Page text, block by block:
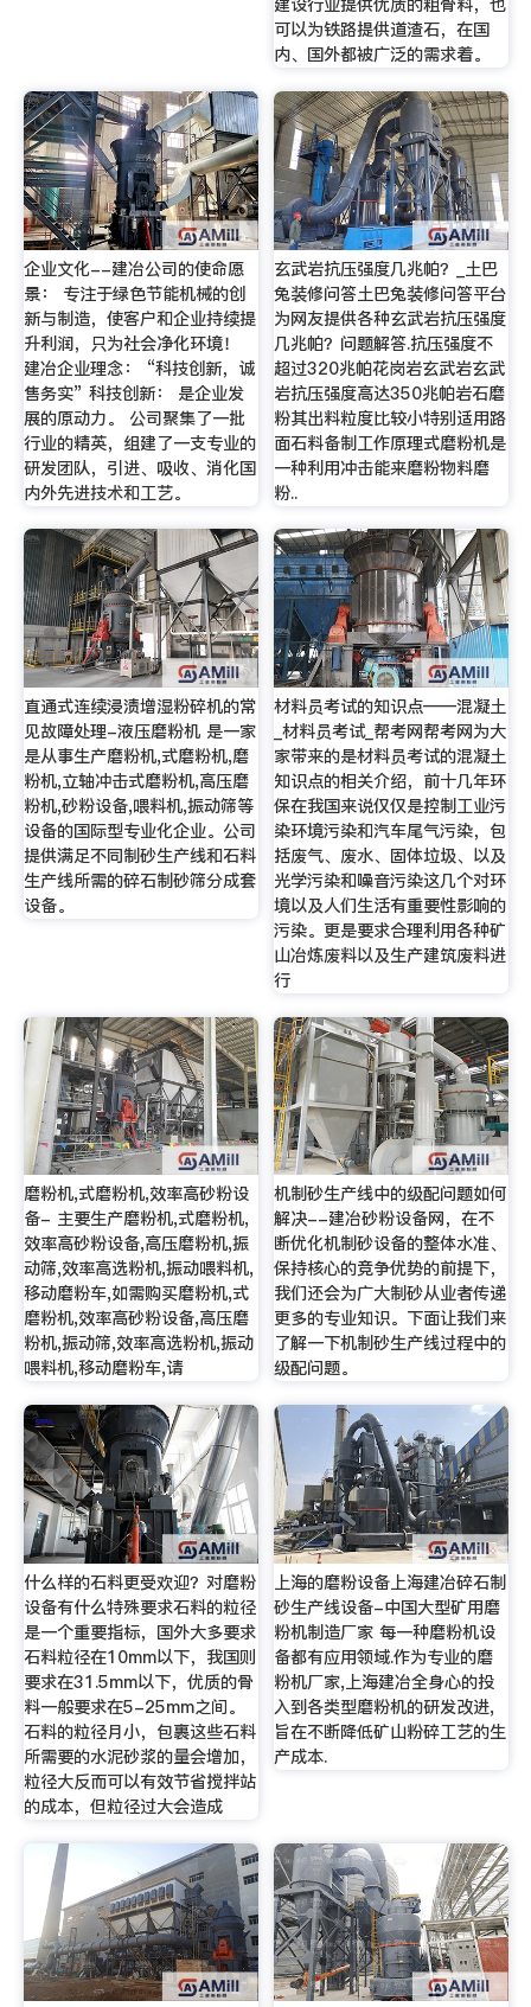
建设行业提供优质的粗骨料，也
可以为铁路提供道渣石，在国
内、国外都被广泛的需求着。
企业文化--建冶公司的使命愿
景： 专注于绿色节能机械的创
新与制造，使客户和企业持续提
升利润，只为社会净化环境！
建冶企业理念： “科技创新，诚
售务实” 科技创新： 是企业发
展的原动力。 公司聚集了一批
行业的精英，组建了一支专业的
研发团队，引进、吸收、消化国
内外先进技术和工艺。
玄武岩抗压强度几兆帕？_土巴
兔装修问答土巴兔装修问答平台
为网友提供各种玄武岩抗压强度
几兆帕？问题解答.抗压强度不
超过320兆帕花岗岩玄武岩玄武
岩抗压强度高达350兆帕岩石磨
粉其出料粒度比较小特别适用路
面石料备制工作原理式磨粉机是
一种利用冲击能来磨粉物料磨
粉..
直通式连续浸渍增湿粉碎机的常
见故障处理-液压磨粉机 是一家
是从事生产磨粉机,式磨粉机,磨
粉机,立轴冲击式磨粉机,高压磨
粉机,砂粉设备,喂料机,振动筛等
设备的国际型专业化企业。公司
提供满足不同制砂生产线和石料
生产线所需的碎石制砂筛分成套
设备。
材料员考试的知识点——混凝土
_材料员考试_帮考网帮考网为大
家带来的是材料员考试的混凝土
知识点的相关介绍，前十几年环
保在我国来说仅仅是控制工业污
染环境污染和汽车尾气污染，包
括废气、废水、固体垃圾、以及
光学污染和噪音污染这几个对环
境以及人们生活有重要性影响的
污染。更是要求合理利用各种矿
山冶炼废料以及生产建筑废料进
行
磨粉机,式磨粉机,效率高砂粉设
备- 主要生产磨粉机,式磨粉机,
效率高砂粉设备,高压磨粉机,振
动筛,效率高选粉机,振动喂料机,
移动磨粉车,如需购买磨粉机,式
磨粉机,效率高砂粉设备,高压磨
粉机,振动筛,效率高选粉机,振动
喂料机,移动磨粉车,请
机制砂生产线中的级配问题如何
解决--建冶砂粉设备网，在不
断优化机制砂设备的整体水准、
保持核心的竞争优势的前提下，
我们还会为广大制砂从业者传递
更多的专业知识。下面让我们来
了解一下机制砂生产线过程中的
级配问题。
什么样的石料更受欢迎？对磨粉
设备有什么特殊要求石料的粒径
是一个重要指标，国外大多要求
石料粒径在10mm以下，我国则
要求在31.5mm以下，优质的骨
料一般要求在5-25mm之间。
石料的粒径月小，包裹这些石料
所需要的水泥砂浆的量会增加，
粒径大反而可以有效节省搅拌站
的成本，但粒径过大会造成
上海的磨粉设备上海建冶碎石制
砂生产线设备-中国大型矿用磨
粉机制造厂家 每一种磨粉机设
备都有应用领域.作为专业的磨
粉机厂家,上海建冶全身心的投
入到各类型磨粉机的研发改进,
旨在不断降低矿山粉碎工艺的生
产成本.